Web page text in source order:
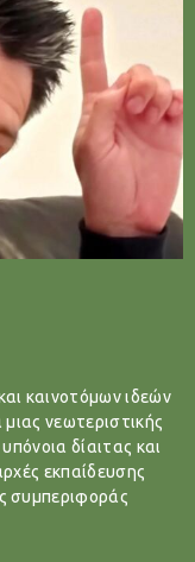
καινοτόμων ιδεών
νεωτεριστικής
δίαιτας και
εκπαίδευσης
συμπεριφοράς